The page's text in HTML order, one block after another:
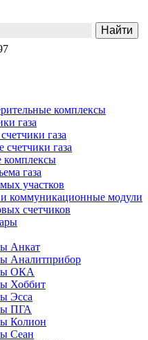
комплексы
газа
газа
газа
комплексы
газа
участков
коммуникационные модули
счетчиков
Анкат
Аналитприбор
ОКА
Хоббит
Эсса
ПГА
Колион
Сеан